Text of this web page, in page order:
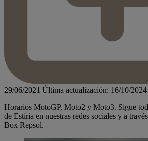
29/06/2021 Última actualización: 16/10/2024
Horarios MotoGP, Moto2 y Moto3. Sigue
de Estiria en nuestras redes sociales y a
Box Repsol.